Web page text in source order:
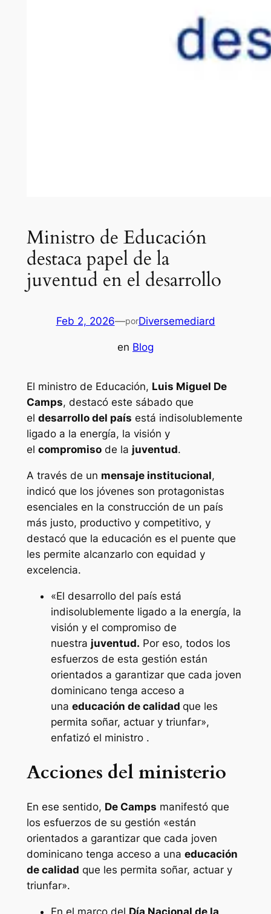
Ministro de Educación
destaca papel de la
juventud en el desarrollo
Feb 2, 2026—porDiversemediard
en Blog
El ministro de Educación, Luis Miguel De
Camps, destacó este sábado que
el desarrollo del país está indisolublemente
ligado a la energía, la visión y
el compromisode la juventud.
A través de un mensaje institucional,
indicó que los jóvenes son protagonistas
esenciales en la construcción de un país
más justo, productivo y competitivo, y
destacó que la educación es el puente que
les permite alcanzarlo con equidad y
excelencia.
«El desarrollo del país está
indisolublemente ligado a la energía, la
visión y el compromiso de
nuestra juventud. Por eso, todos los
esfuerzos de esta gestión están
orientados a garantizar que cada joven
dominicano tenga acceso a
una educación de calidad que les
permita soñar, actuar y triunfar»,
enfatizó el ministro .
Acciones del ministerio
En ese sentido, De Camps manifestó que
los esfuerzos de su gestión «están
orientados a garantizar que cada joven
dominicano tenga acceso a una educación
de calidad que les permita soñar, actuar y
triunfar».